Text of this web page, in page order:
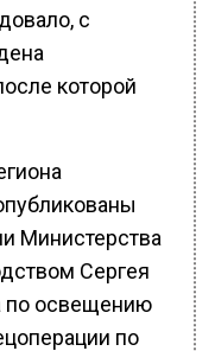
с
которой
Министерства
Сергея
по освещению
по